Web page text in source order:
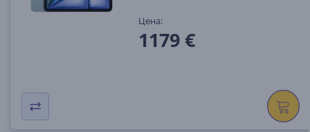
Цена:
1179 €